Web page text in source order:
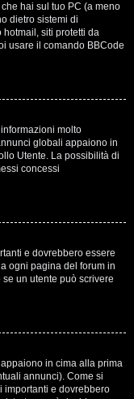
hai sul tuo PC (a meno
dietro sistemi di
siti protetti da
usare il comando BBCode
molto
globali appaiono in
Utente. La possibilità di
concessi
e dovrebbero essere
ogni pagina del forum in
un utente può scrivere
in cima alla prima
annunci). Come si
importanti e dovrebbero